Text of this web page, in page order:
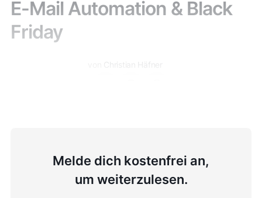
E-Mail Automation & Black
Friday
Christian Häfner
Melde dich kostenfrei an,
um weiterzulesen.